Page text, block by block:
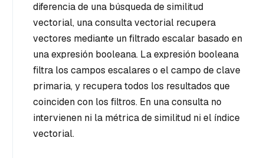
diferencia de una búsqueda de similitud
vectorial, una consulta vectorial recupera
vectores mediante un filtrado escalar basado en
una expresión booleana. La expresión booleana
filtra los campos escalares o el campo de clave
primaria, y recupera todos los resultados que
coinciden con los filtros. En una consulta no
intervienen ni la métrica de similitud ni el índice
vectorial.